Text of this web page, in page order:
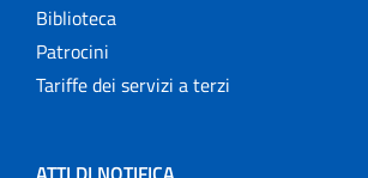
Biblioteca
Patrocini
Tariffe dei servizi a terzi